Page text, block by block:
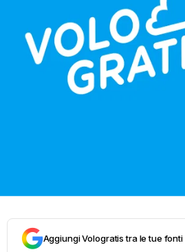
Aggiungi Vologratis tra le tue